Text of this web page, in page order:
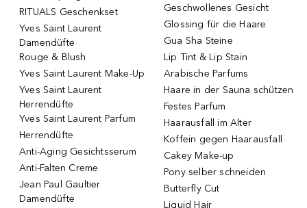
RITUALS Geschenkset
Yves Saint Laurent
Damendüfte
Rouge & Blush
Yves Saint Laurent Make-Up
Yves Saint Laurent
Herrendüfte
Yves Saint Laurent Parfum
Herrendüfte
Anti-Aging Gesichtsserum
Anti-Falten Creme
Jean Paul Gaultier
Damendüfte
Geschwollenes Gesicht
Glossing für die Haare
Gua Sha Steine
Lip Tint & Lip Stain
Arabische Parfums
Haare in der Sauna schützen
Festes Parfum
Haarausfall im Alter
Koffein gegen Haarausfall
Cakey Make-up
Pony selber schneiden
Butterfly Cut
Liquid Hair